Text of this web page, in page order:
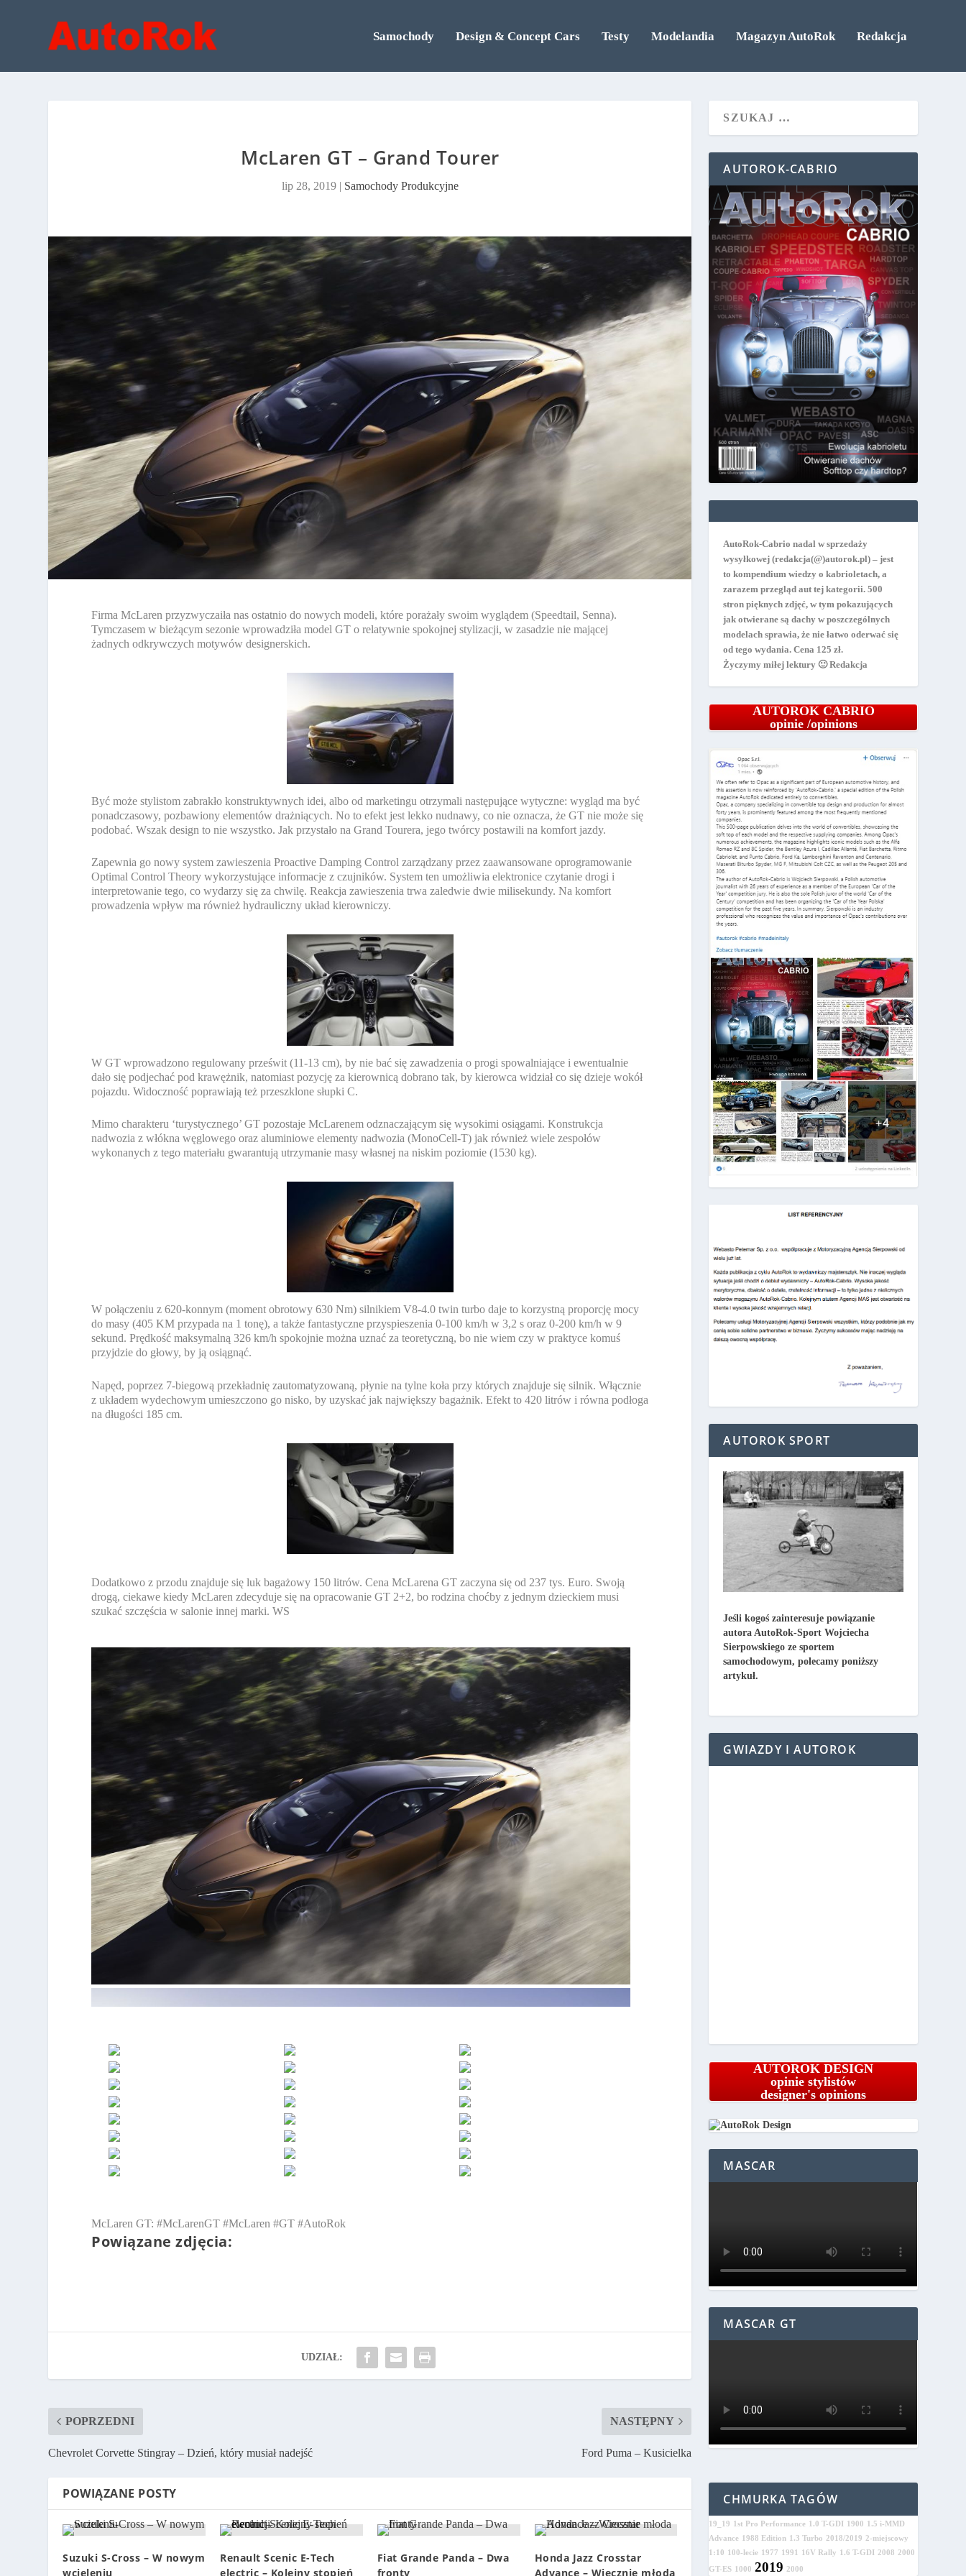
Samochody Design & Concept Cars Testy Modelandia Magazyn AutoRok Redakcja
McLaren GT – Grand Tourer
lip 28, 2019| Samochody Produkcyjne
Firma McLaren przyzwyczaiła nas ostatnio do nowych modeli, które porażały swoim wyglądem (Speedtail, Senna).
Tymczasem w bieżącym sezonie wprowadziła model GT o relatywnie spokojnej stylizacji, w zasadzie nie mającej
żadnych odkrywczych motywów designerskich.
Być może stylistom zabrakło konstruktywnych idei, albo od marketingu otrzymali następujące wytyczne: wygląd ma być
ponadczasowy, pozbawiony elementów drażniących. No to efekt jest lekko nudnawy, co nie oznacza, że GT nie może się
podobać. Wszak design to nie wszystko. Jak przystało na Grand Tourera, jego twórcy postawili na komfort jazdy.
Zapewnia go nowy system zawieszenia Proactive Damping Control zarządzany przez zaawansowane oprogramowanie
Optimal Control Theory wykorzystujące informacje z czujników. System ten umożliwia elektronice czytanie drogi i
interpretowanie tego, co wydarzy się za chwilę. Reakcja zawieszenia trwa zaledwie dwie milisekundy. Na komfort
prowadzenia wpływ ma również hydrauliczny układ kierowniczy.
W GT wprowadzono regulowany prześwit (11-13 cm), by nie bać się zawadzenia o progi spowalniające i ewentualnie
dało się podjechać pod krawężnik, natomiast pozycję za kierownicą dobrano tak, by kierowca widział co się dzieje wokół
pojazdu. Widoczność poprawiają też przeszklone słupki C.
Mimo charakteru ‘turystycznego’ GT pozostaje McLarenem odznaczającym się wysokimi osiągami. Konstrukcja
nadwozia z włókna węglowego oraz aluminiowe elementy nadwozia (MonoCell-T) jak również wiele zespołów
wykonanych z tego materiału gwarantują utrzymanie masy własnej na niskim poziomie (1530 kg).
W połączeniu z 620-konnym (moment obrotowy 630 Nm) silnikiem V8-4.0 twin turbo daje to korzystną proporcję mocy
do masy (405 KM przypada na 1 tonę), a także fantastyczne przyspieszenia 0-100 km/h w 3,2 s oraz 0-200 km/h w 9
sekund. Prędkość maksymalną 326 km/h spokojnie można uznać za teoretyczną, bo nie wiem czy w praktyce komuś
przyjdzie do głowy, by ją osiągnąć.
Napęd, poprzez 7-biegową przekładnię zautomatyzowaną, płynie na tylne koła przy których znajduje się silnik. Włącznie
z układem wydechowym umieszczono go nisko, by uzyskać jak największy bagażnik. Efekt to 420 litrów i równa podłoga
na długości 185 cm.
Dodatkowo z przodu znajduje się luk bagażowy 150 litrów. Cena McLarena GT zaczyna się od 237 tys. Euro. Swoją
drogą, ciekawe kiedy McLaren zdecyduje się na opracowanie GT 2+2, bo rodzina choćby z jednym dzieckiem musi
szukać szczęścia w salonie innej marki. WS
McLaren GT: #McLarenGT #McLaren #GT #AutoRok
Powiązane zdjęcia:
UDZIAŁ:
POPRZEDNI
Chevrolet Corvette Stingray – Dzień, który musiał nadejść
NASTĘPNY
Ford Puma – Kusicielka
POWIĄZANE POSTY
Suzuki S-Cross – W nowym
wcieleniu
Renault Scenic E-Tech
electric – Kolejny stopień
Fiat Grande Panda – Dwa
fronty
Honda Jazz Crosstar
Advance – Wiecznie młoda
AUTOROK-CABRIO
AutoRok-Cabrio nadal w sprzedaży
wysyłkowej(redakcja(@)autorok.pl) – jest
to kompendium wiedzy o kabrioletach, a
zarazem przegląd aut tej kategorii. 500
stron pięknych zdjęć, w tym pokazujących
jak otwierane są dachy w poszczególnych
modelach sprawia, że nie łatwo oderwać się
od tego wydania. Cena 125 zł.
Życzymy miłej lektury 🙂 Redakcja
AUTOROK CABRIO
opinie /opinions
AUTOROK SPORT
Jeśli kogoś zainteresuje powiązanie
autora AutoRok-Sport Wojciecha
Sierpowskiego ze sportem
samochodowym, polecamy poniższy
artykuł.
GWIAZDY I AUTOROK
AUTOROK DESIGN
opinie stylistów
designer's opinions
MASCAR
MASCAR GT
CHMURKA TAGÓW
19_19 1st Pro Performance 1.0 T-GDI 1900 1.5 i-MMD
Advance 1988 Edition 1.3 Turbo 2018/2019 2-miejscowy
1:10 100-lecie 1977 1991 16V Rally 1.6 T-GDI 2008 2000
GT-ES 1000 2019 2000